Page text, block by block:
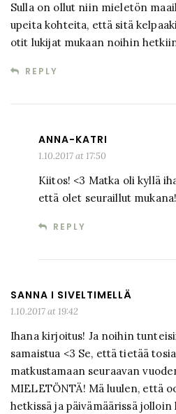
Sulla on ollut niin mieletön
upeita kohteita, että sitä
otit lukijat mukaan noihin
REPLY
ANNA-KATRI
1.10.2017 at 17:50
Kiitos! <3 Matka oli kyllä
että olet seuraillut mukana!
REPLY
SANNA I SIVELTIMELLÄ
1.10.2017 at 19:42
Ihana kirjoitus! Ja noihin
samaistua <3 Se, että tietää
matkustamaan seuraavan
MIELETÖNTÄ! Mä luulen, että
hetkissä ja päivämäärissä